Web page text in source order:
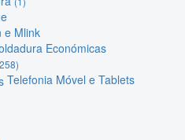
e Mlink
Económicas
Telefonia Móvel e Tablets